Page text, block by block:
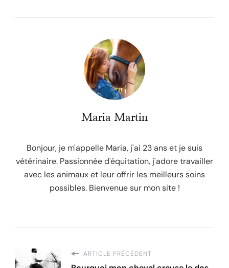
Maria Martin
Bonjour, je m'appelle Maria, j'ai 23 ans et je suis
vétérinaire. Passionnée d'équitation, j'adore travailler
avec les animaux et leur offrir les meilleurs soins
possibles. Bienvenue sur mon site !
ARTICLE PRÉCÉDENT